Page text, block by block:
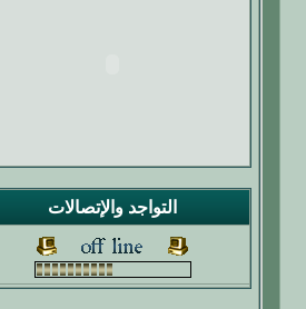
التواجد والإتصالات